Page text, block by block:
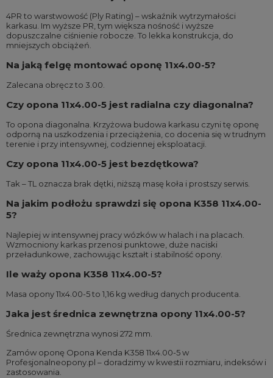
4PR to warstwowość (Ply Rating) – wskaźnik wytrzymałości
karkasu. Im wyższe PR, tym większa nośność i wyższe
dopuszczalne ciśnienie robocze. To lekka konstrukcja, do
mniejszych obciążeń.
Na jaką felgę montować oponę 11x4.00-5?
Zalecana obręcz to 3.00.
Czy opona 11x4.00-5 jest radialna czy diagonalna?
To opona diagonalna. Krzyżowa budowa karkasu czyni tę oponę
odporną na uszkodzenia i przeciążenia, co docenia się w trudnym
terenie i przy intensywnej, codziennej eksploatacji.
Czy opona 11x4.00-5 jest bezdętkowa?
Tak – TL oznacza brak dętki, niższą masę koła i prostszy serwis.
Na jakim podłożu sprawdzi się opona K358 11x4.00-
5?
Najlepiej w intensywnej pracy wózków w halach i na placach.
Wzmocniony karkas przenosi punktowe, duże naciski
przeładunkowe, zachowując kształt i stabilność opony.
Ile waży opona K358 11x4.00-5?
Masa opony 11x4.00-5 to 1,16 kg według danych producenta.
Jaka jest średnica zewnętrzna opony 11x4.00-5?
Średnica zewnętrzna wynosi 272 mm.
Zamów oponę Opona Kenda K358 11x4.00-5 w
Profesjonalneopony.pl – doradzimy w kwestii rozmiaru, indeksów i
zastosowania.